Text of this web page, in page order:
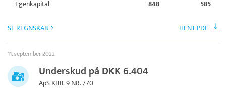
Egenkapital 848 585
SE REGNSKAB HENT PDF
11. september 2022
Underskud på DKK 6.404
ApS KBIL 9 NR. 770